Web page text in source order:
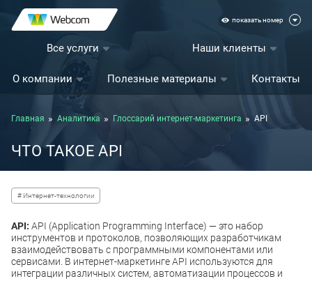
показать номер
Все услуги Наши клиенты
О компании Полезные материалы Контакты
Главная Аналитика Глоссарий интернет-маркетинга API
ЧТО ТАКОЕ API
# Интернет-технологии
API: API (Application Programming Interface) — это набор
инструментов и протоколов, позволяющих разработчикам
взаимодействовать с программными компонентами или
сервисами. В интернет-маркетинге API используются для
интеграции различных систем, автоматизации процессов и